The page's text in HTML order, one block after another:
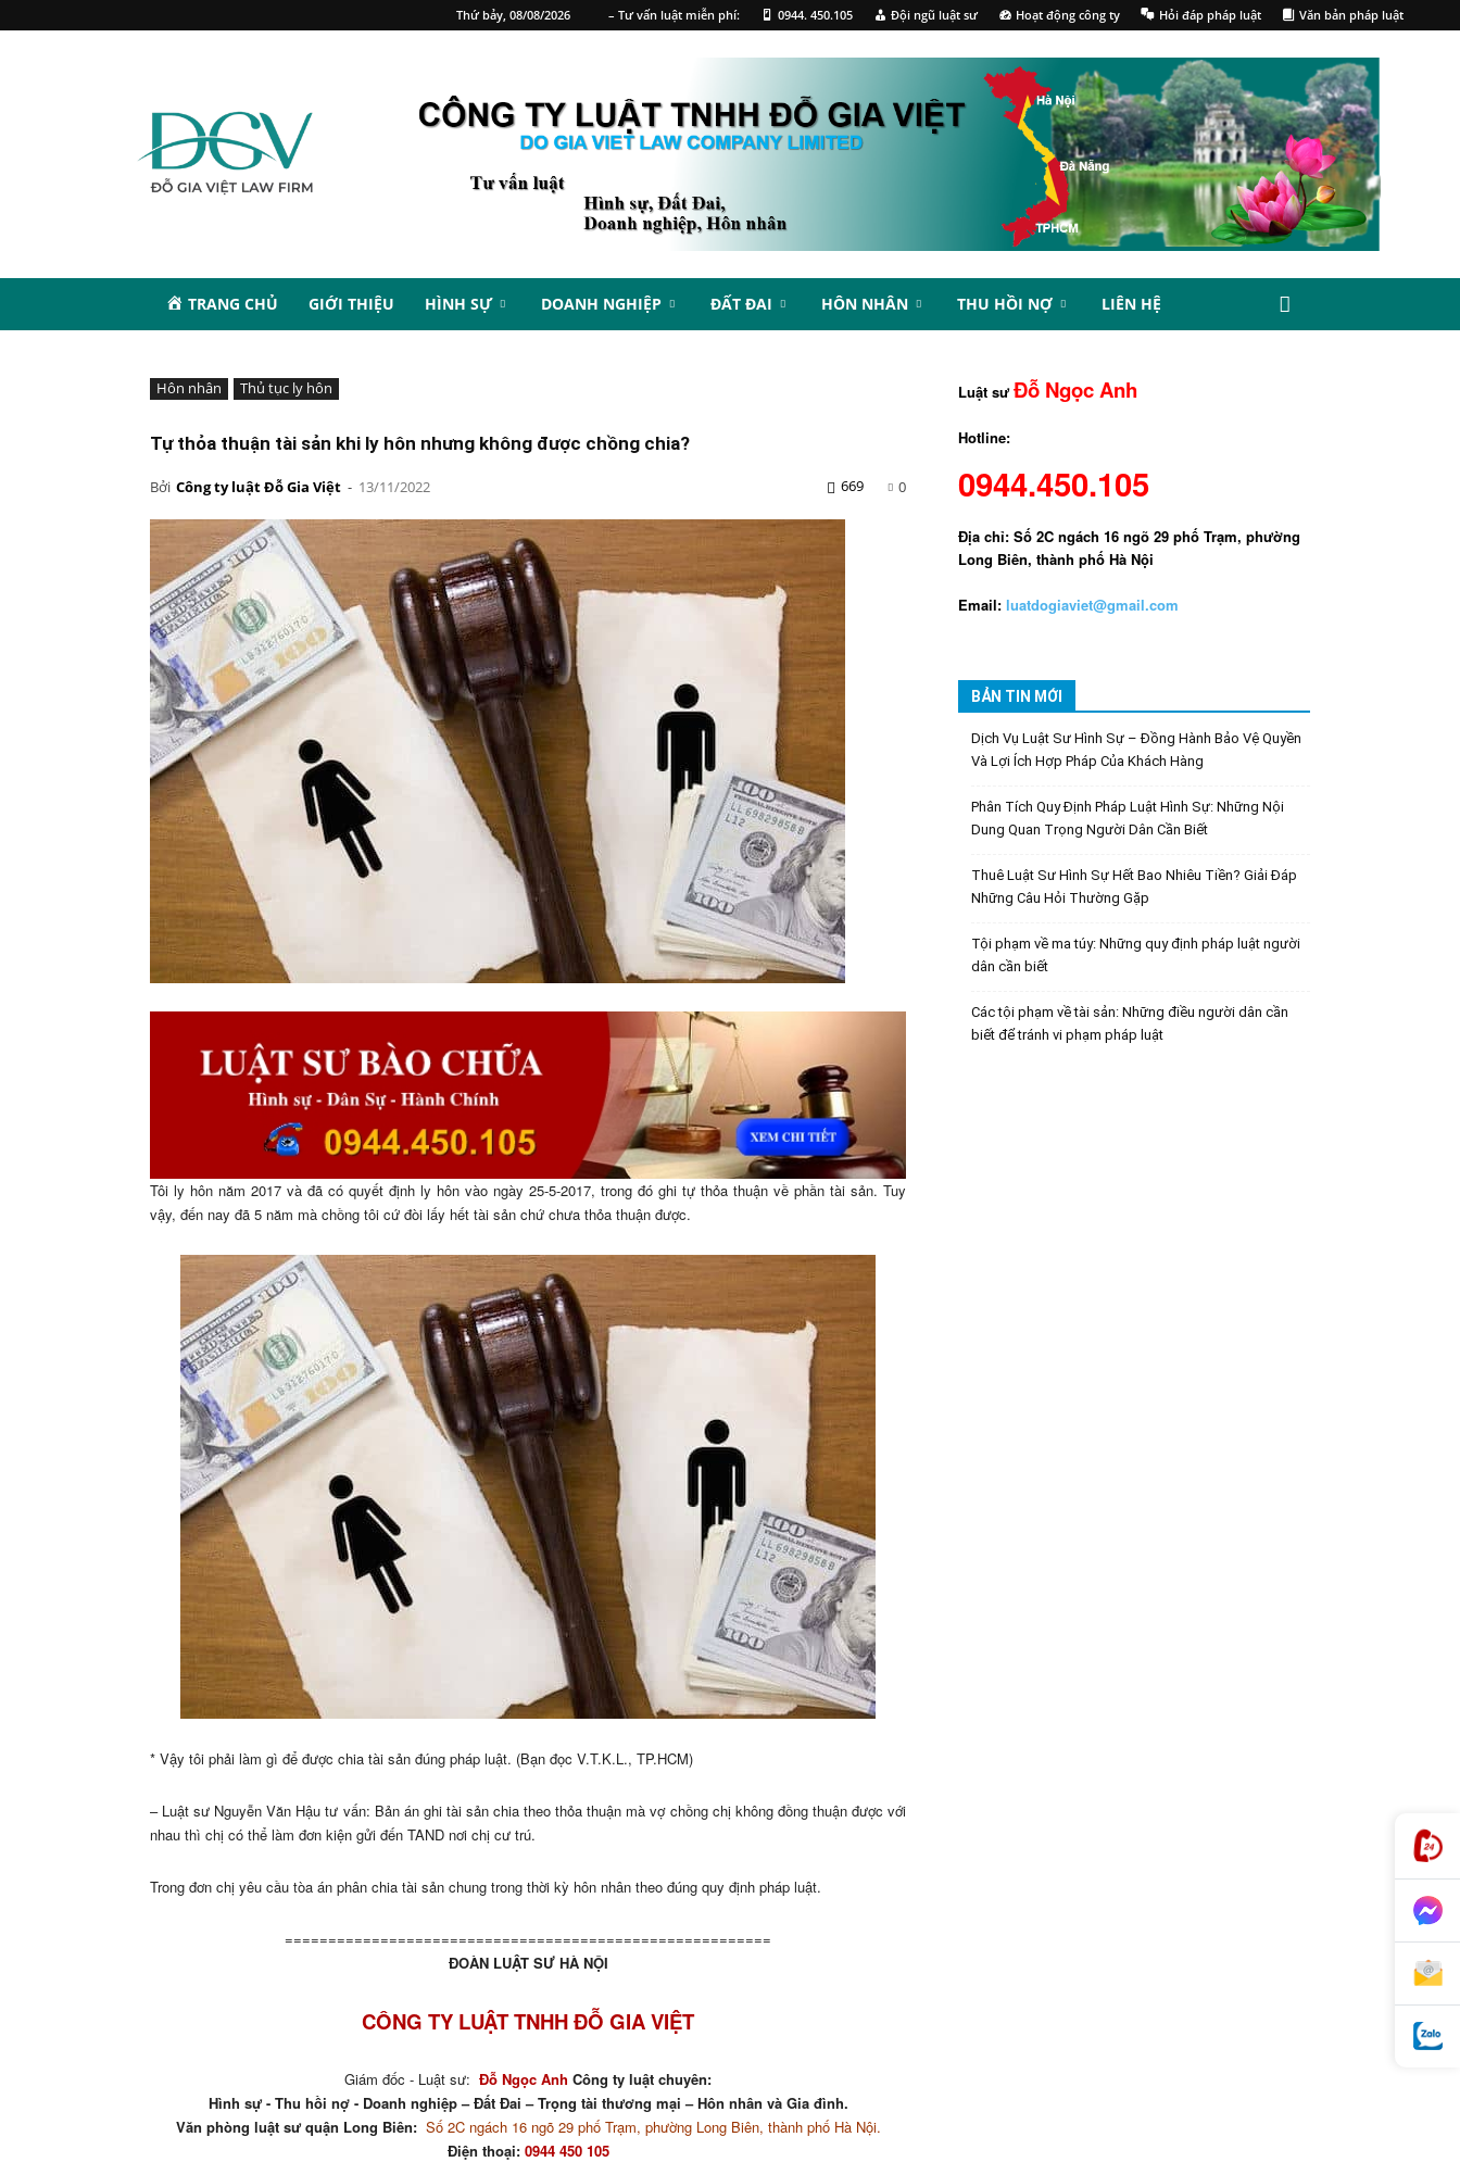
Thứ bảy, 08/08/2026 – Tư vấn luật miễn phí: 0944. 450.105 Đội ngũ luật sư Hoạt động công ty Hỏi đáp pháp luật Văn bản pháp luật
TRANG CHỦ GIỚI THIỆU HÌNH SỰ DOANH NGHIỆP ĐẤT ĐAI HÔN NHÂN THU HỒI NỢ LIÊN HỆ
Hôn nhân Thủ tục ly hôn
Tự thỏa thuận tài sản khi ly hôn nhưng không được chồng chia?
Bởi Công ty luật Đỗ Gia Việt - 13/11/2022 0
669
Tôi ly hôn năm 2017 và đã có quyết định ly hôn vào ngày 25-5-2017, trong đó ghi tự thỏa thuận về phần tài sản. Tuy
vậy, đến nay đã 5 năm mà chồng tôi cứ đòi lấy hết tài sản chứ chưa thỏa thuận được.
* Vậy tôi phải làm gì để được chia tài sản đúng pháp luật. (Bạn đọc V.T.K.L., TP.HCM)
– Luật sư Nguyễn Văn Hậu tư vấn: Bản án ghi tài sản chia theo thỏa thuận mà vợ chồng chị không đồng thuận được với
nhau thì chị có thể làm đơn kiện gửi đến TAND nơi chị cư trú.
Trong đơn chị yêu cầu tòa án phân chia tài sản chung trong thời kỳ hôn nhân theo đúng quy định pháp luật.
========================================================
ĐOÀN LUẬT SƯ HÀ NỘI
CÔNG TY LUẬT TNHH ĐỖ GIA VIỆT
Giám đốc - Luật sư: Đỗ Ngọc Anh Công ty luật chuyên:
Hình sự - Thu hồi nợ - Doanh nghiệp – Đất Đai – Trọng tài thương mại – Hôn nhân và Gia đình.
Văn phòng luật sư quận Long Biên: Số 2C ngách 16 ngõ 29 phố Trạm, phường Long Biên, thành phố Hà Nội.
Điện thoại: 0944 450 105
Luật sưĐỗ Ngọc Anh
Hotline:
0944.450.105
Địa chỉ: Số 2C ngách 16 ngõ 29 phố Trạm, phường
Long Biên, thành phố Hà Nội
Email: luatdogiaviet@gmail.com
BẢN TIN MỚI
Dịch Vụ Luật Sư Hình Sự – Đồng Hành Bảo Vệ Quyền
Và Lợi Ích Hợp Pháp Của Khách Hàng
Phân Tích Quy Định Pháp Luật Hình Sự: Những Nội
Dung Quan Trọng Người Dân Cần Biết
Thuê Luật Sư Hình Sự Hết Bao Nhiêu Tiền? Giải Đáp
Những Câu Hỏi Thường Gặp
Tội phạm về ma túy: Những quy định pháp luật người
dân cần biết
Các tội phạm về tài sản: Những điều người dân cần
biết để tránh vi phạm pháp luật